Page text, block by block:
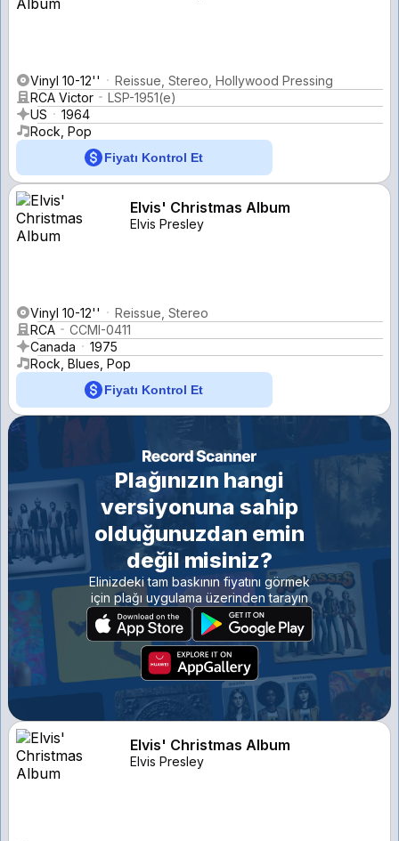
Vinyl 10-12''
Reissue, Stereo, Hollywood Pressing
RCA Victor
LSP-1951(e)
US
1964
Rock, Pop
Fiyatı Kontrol Et
Elvis' Christmas Album
Elvis Presley
Vinyl 10-12''
Reissue, Stereo
RCA
CCMI-0411
Canada
1975
Rock, Blues, Pop
Fiyatı Kontrol Et
Plağınızın hangi
versiyonuna sahip
olduğunuzdan emin
değil misiniz?
Elinizdeki tam baskının fiyatını görmek
için plağı uygulama üzerinden tarayın
Elvis' Christmas Album
Elvis Presley